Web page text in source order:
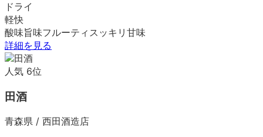
ドライ
軽快
酸味旨味フルーティ スッキリ 甘味
詳細を見る
人気 6位
田酒
青森県 / 西田酒造店